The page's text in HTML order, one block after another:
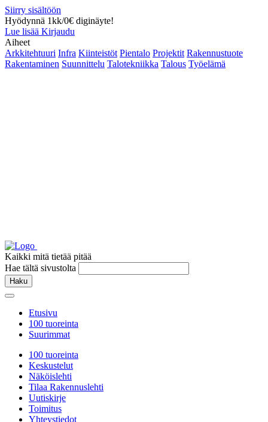
Siirry sisältöön
Hyödynnä 1kk/0€ diginäyte!
Lue lisää Kirjaudu
Aiheet
Arkkitehtuuri Infra Kiinteistöt Pientalo Projektit Rakennustuote
Rakentaminen Suunnittelu Talotekniikka Talous Työelämä
Kaikki mitä tietää pitää
Hae tältä sivustolta
Haku
Etusivu
100 tuoreinta
Suurimmat
100 tuoreinta
Keskustelut
Näköislehti
Tilaa Rakennuslehti
Uutiskirje
Toimitus
Yhteystiedot